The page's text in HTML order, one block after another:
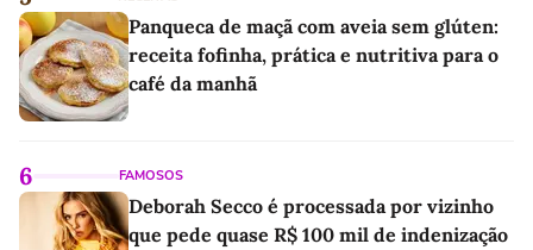
Panqueca de maçã com aveia sem glúten:
receita fofinha, prática e nutritiva para o
café da manhã
6 FAMOSOS
Deborah Secco é processada por vizinho
que pede quase R$ 100 mil de indenização